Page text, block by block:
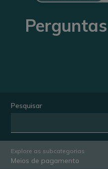
Pesquisar
Explore as subcategorias
Meios de pagamento